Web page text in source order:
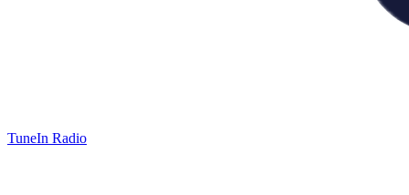
TuneIn Radio